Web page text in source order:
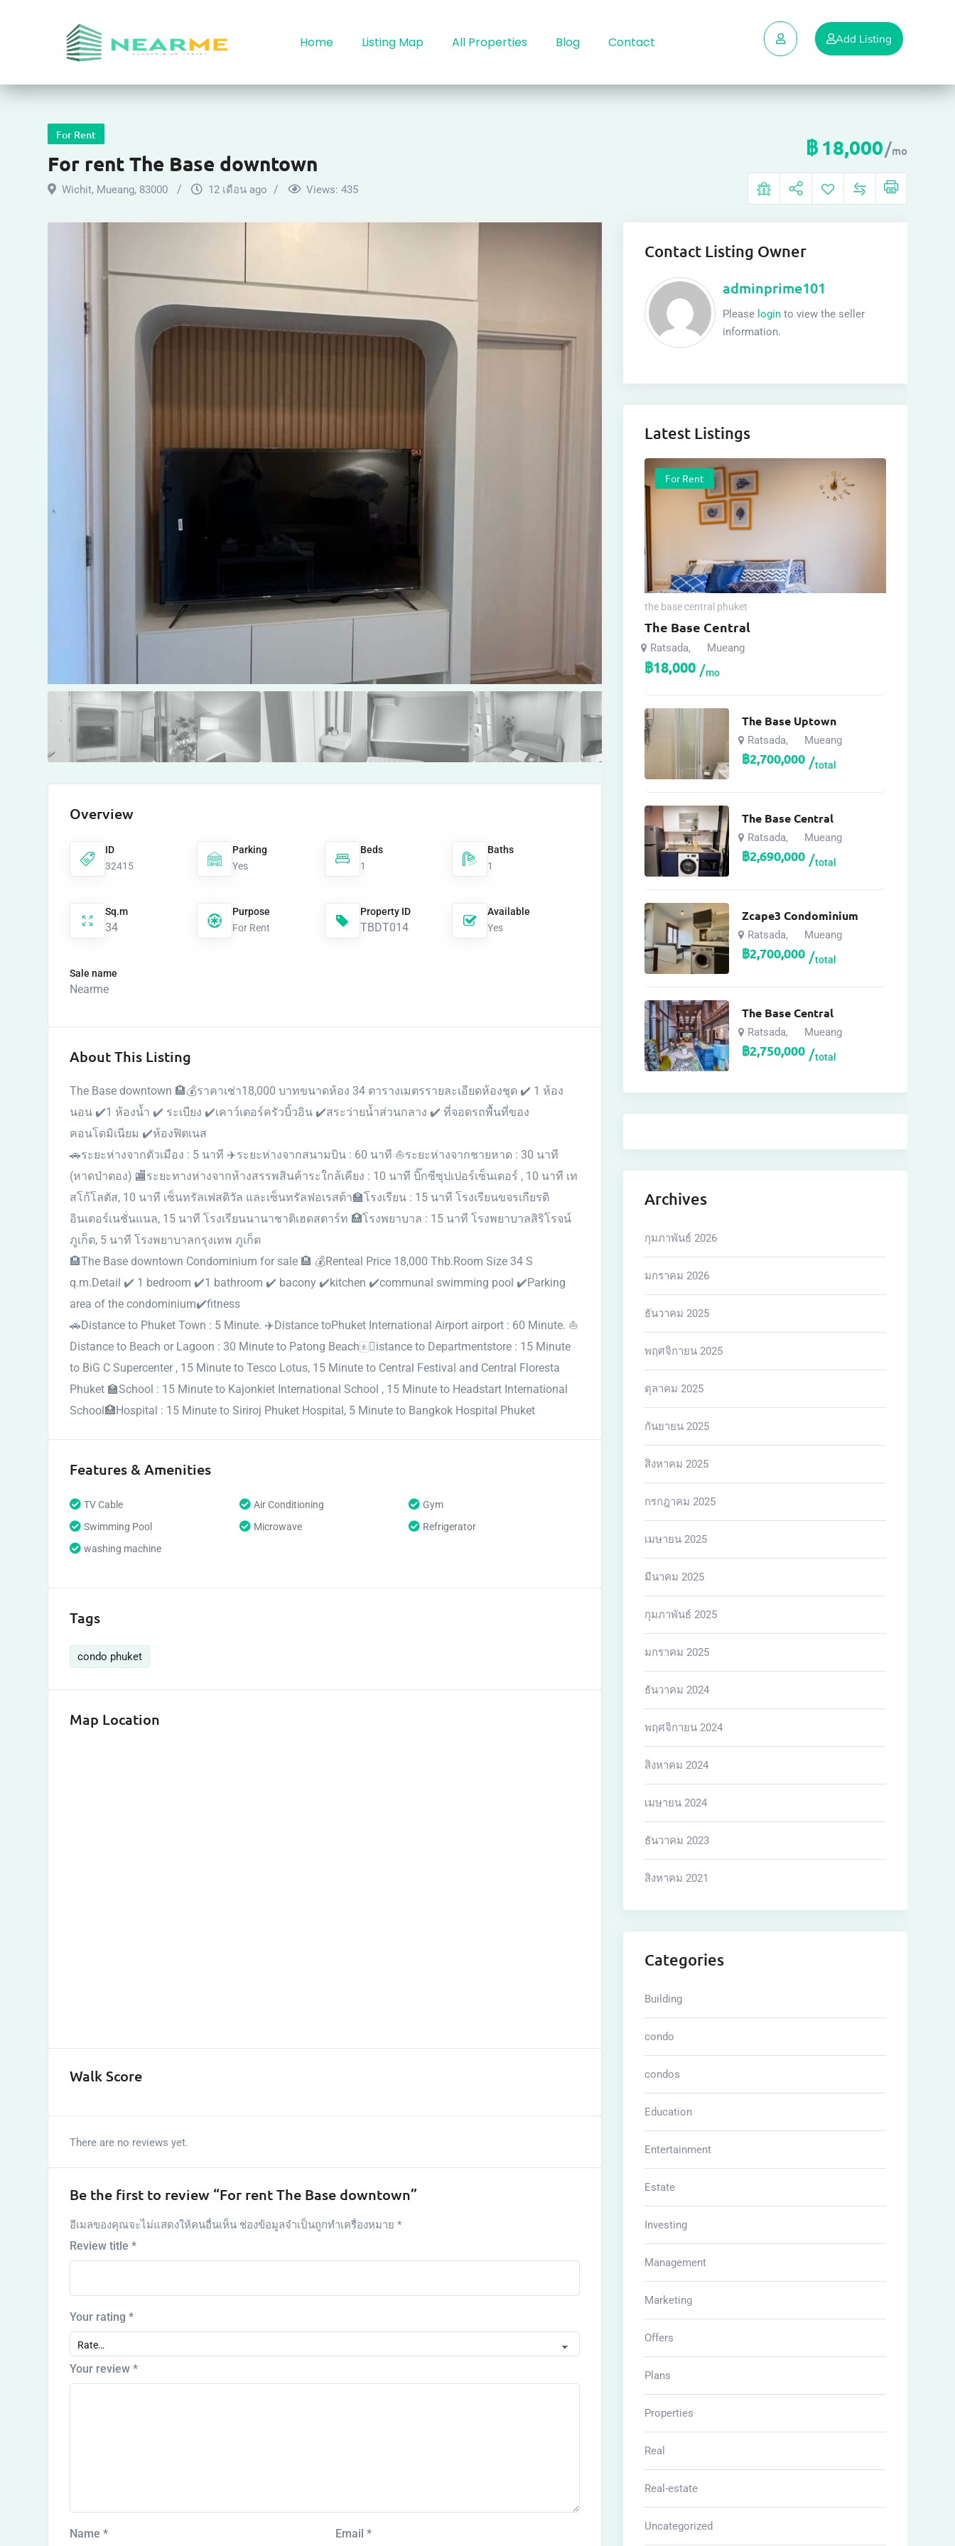
Home Listing Map All Properties Blog Contact Add Listing
For Rent
For rent The Base downtown
Wichit, Mueang, 83000 12 เดือน ago Views: 435
฿ 18,000 mo
Overview
ID
32415
Parking
Yes
Beds
1
Baths
1
Sq.m
34
Purpose
For Rent
Property ID
TBDT014
Available
Yes
Sale name
Nearme
About This Listing
The Base downtown 🏨💰ราคาเช่า18,000 บาทขนาดห้อง 34 ตารางเมตรรายละเอียดห้องชุด ✔️ 1 ห้อง
นอน ✔️1 ห้องน้ำ ✔️ ระเบียง ✔️เคาว์เตอร์ครัวบิ้วอิน ✔️สระว่ายน้ำส่วนกลาง ✔️ ที่จอดรถพื้นที่ของ
คอนโดมิเนียม ✔️ห้องฟิตเนส
🚗ระยะห่างจากตัวเมือง : 5 นาที ✈️ระยะห่างจากสนามบิน : 60 นาที ⛵️ระยะห่างจากชายหาด : 30 นาที
(หาดป่าตอง) 🏬ระยะทางห่างจากห้างสรรพสินค้าระใกล้เคียง : 10 นาที บิ๊กซีซุปเปอร์เซ็นเตอร์ , 10 นาที เท
สโก้โลตัส, 10 นาที เซ็นทรัลเฟสติวัล และเซ็นทรัลฟอเรสต้า🏫โรงเรียน : 15 นาที โรงเรียนขจรเกียรติ
อินเตอร์เนชั่นแนล, 15 นาที โรงเรียนนานาชาติเฮดสตาร์ท 🏥โรงพยาบาล : 15 นาที โรงพยาบาลสิริโรจน์
ภูเก็ต, 5 นาที โรงพยาบาลกรุงเทพ ภูเก็ต
🏨The Base downtown Condominium for sale 🏨 💰Renteal Price 18,000 Thb.Room Size 34 S
q.m.Detail ✔️ 1 bedroom ✔️1 bathroom ✔️ bacony ✔️kitchen ✔️communal swimming pool ✔️Parking
area of the condominium✔️fitness
🚗Distance to Phuket Town : 5 Minute. ✈️Distance toPhuket International Airport airport : 60 Minute. ⛵️
Distance to Beach or Lagoon : 30 Minute to Patong Beach🀀􋁄istance to Departmentstore : 15 Minute
to BiG C Supercenter , 15 Minute to Tesco Lotus, 15 Minute to Central Festival and Central Floresta
Phuket 🏫School : 15 Minute to Kajonkiet International School , 15 Minute to Headstart International
School🏥Hospital : 15 Minute to Siriroj Phuket Hospital, 5 Minute to Bangkok Hospital Phuket
Features & Amenities
TV Cable Air Conditioning
Gym
Swimming Pool
Microwave
Refrigerator
washing machine
Tags
condo phuket
Map Location
Walk Score
There are no reviews yet.
Be the first to review “For rent The Base downtown”
อีเมลของคุณจะไม่แสดงให้คนอื่นเห็น ช่องข้อมูลจำเป็นถูกทำเครื่องหมาย *
Review title *
Your rating *
Your review *
Name * Email *
Contact Listing Owner
adminprime101
Please loginto view the seller
information.
Latest Listings
For Rent
the base central phuket
The Base Central
Ratsada, Mueang
฿18,000 mo
The Base Uptown
Ratsada, Mueang
฿2,700,000 total
The Base Central
Ratsada, Mueang
฿2,690,000 total
Zcape3 Condominium
Ratsada, Mueang
฿2,700,000 total
The Base Central
Ratsada, Mueang
฿2,750,000 total
Archives
กุมภาพันธ์ 2026
มกราคม 2026
ธันวาคม 2025
พฤศจิกายน 2025
ตุลาคม 2025
กันยายน 2025
สิงหาคม 2025
กรกฎาคม 2025
เมษายน 2025
มีนาคม 2025
กุมภาพันธ์ 2025
มกราคม 2025
ธันวาคม 2024
พฤศจิกายน 2024
สิงหาคม 2024
เมษายน 2024
ธันวาคม 2023
สิงหาคม 2021
Categories
Building
condo
condos
Education
Entertainment
Estate
Investing
Management
Marketing
Offers
Plans
Properties
Real
Real-estate
Uncategorized